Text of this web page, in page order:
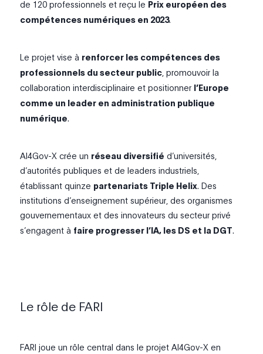
de 120 professionnels et reçu le Prix européen des
compétences numériques en 2023.
Le projet vise à renforcer les compétences des
professionnels du secteur public, promouvoir la
collaboration interdisciplinaire et positionner l’Europe
comme un leader en administration publique
numérique.
AI4Gov-X crée un réseau diversifié d’universités,
d’autorités publiques et de leaders industriels,
établissant quinze partenariats Triple Helix. Des
institutions d’enseignement supérieur, des organismes
gouvernementaux et des innovateurs du secteur privé
s’engagent à faire progresser l’IA, les DS et la DGT.
Le rôle de FARI
FARI joue un rôle central dans le projet AI4Gov-X en